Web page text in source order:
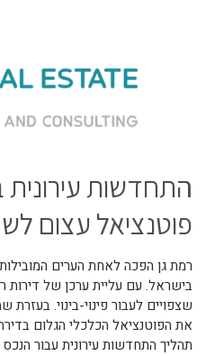
התחדשות עירונית
פוטנציאל עצום
רמת גן הפכה לאחת הערים
בישראל. עם עליית ערכן של דירות
שצפויים לעבור פינוי-בינוי. בעזרת
את הפוטנציאל הכלכלי הגלום
תהליך התחדשות עירונית עבור